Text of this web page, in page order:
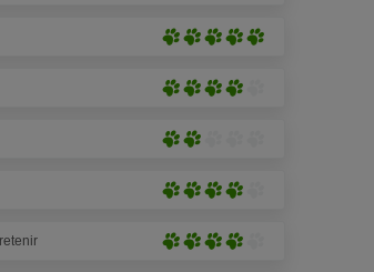
sur
(5
sur
Extrêmement
(5
sur
Très
(4
sur
Peu
(2
sur
Très
(4
Très